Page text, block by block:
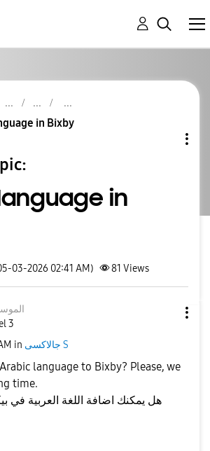
in Bixby
in
03-2026 02:41 AM) 81 Views
3
in جالاكسى S
language to Bixby? Please, we
time.
هل يمكنك اضافة اللغة العربية في